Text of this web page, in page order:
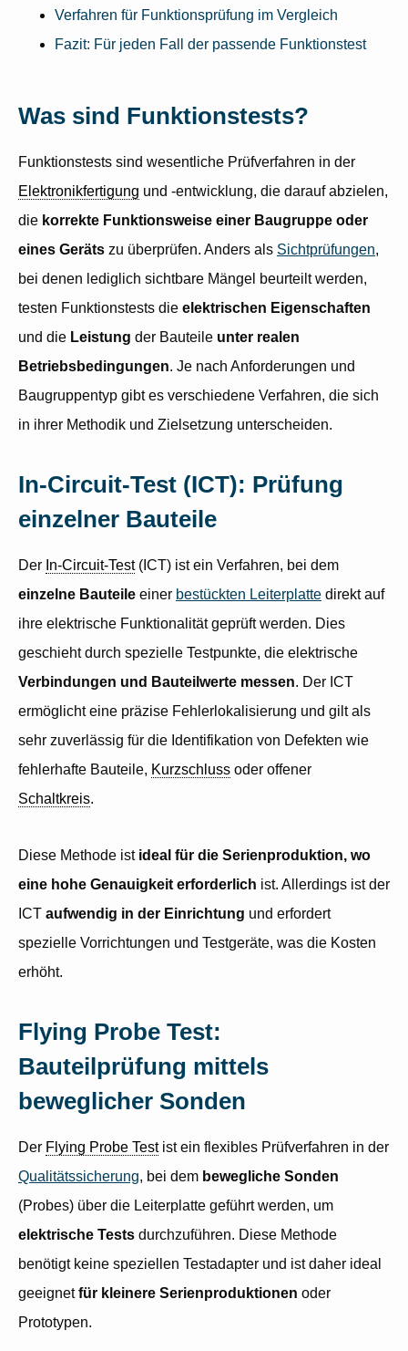
Verfahren für Funktionsprüfung im Vergleich
Fazit: Für jeden Fall der passende Funktionstest
Was sind Funktionstests?
Funktionstests sind wesentliche Prüfverfahren in der
Elektronikfertigung und -entwicklung, die darauf abzielen,
die korrekte Funktionsweise einer Baugruppe oder
eines Geräts zu überprüfen. Anders als Sichtprüfungen,
bei denen lediglich sichtbare Mängel beurteilt werden,
testen Funktionstests die elektrischen Eigenschaften
und die Leistung der Bauteile unter realen
Betriebsbedingungen. Je nach Anforderungen und
Baugruppentyp gibt es verschiedene Verfahren, die sich
in ihrer Methodik und Zielsetzung unterscheiden.
In-Circuit-Test (ICT): Prüfung
einzelner Bauteile
Der In-Circuit-Test(ICT) ist ein Verfahren, bei dem
einzelne Bauteile einer bestückten Leiterplatte direkt auf
ihre elektrische Funktionalität geprüft werden. Dies
geschieht durch spezielle Testpunkte, die elektrische
Verbindungen und Bauteilwerte messen. Der ICT
ermöglicht eine präzise Fehlerlokalisierung und gilt als
sehr zuverlässig für die Identifikation von Defekten wie
fehlerhafte Bauteile, Kurzschluss oder offener
Schaltkreis.
Diese Methode ist ideal für die Serienproduktion, wo
eine hohe Genauigkeit erforderlich ist. Allerdings ist der
ICT aufwendig in der Einrichtung und erfordert
spezielle Vorrichtungen und Testgeräte, was die Kosten
erhöht.
Flying Probe Test:
Bauteilprüfung mittels
beweglicher Sonden
Der Flying Probe Testist ein flexibles Prüfverfahren in der
Qualitätssicherung, bei dem bewegliche Sonden
(Probes) über die Leiterplatte geführt werden, um
elektrische Tests durchzuführen. Diese Methode
benötigt keine speziellen Testadapter und ist daher ideal
geeignetfür kleinere Serienproduktionen oder
Prototypen.